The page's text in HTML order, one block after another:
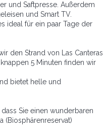
und Saftpresse. Außerdem
und Smart TV.
ideal für ein paar Tage der
den Strand von Las Canteras
5 Minuten finden wir
bietet helle und
Sie einen wunderbaren
(Biosphärenreservat)